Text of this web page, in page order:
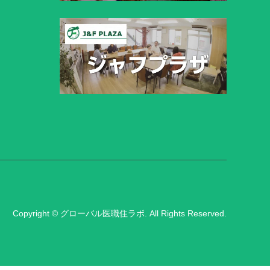
Copyright © グローバル医職住ラボ . All Rights Reserved.